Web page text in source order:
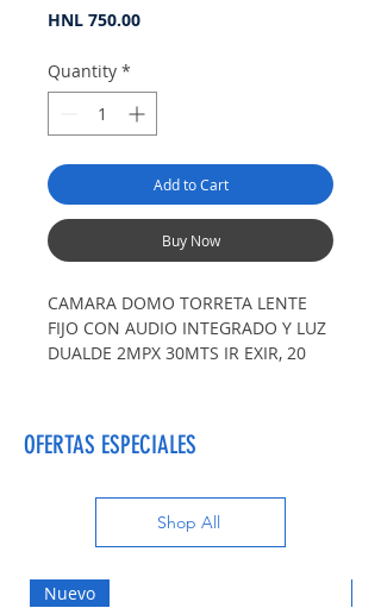
HNL 750.00Price
Quantity *
Add to Cart
Buy Now
CAMARA DOMO TORRETA LENTE
FIJO CON AUDIO INTEGRADO Y LUZ
DUALDE 2MPX 30MTS IR EXIR, 20
OFERTAS ESPECIALES
Shop All
Nuevo